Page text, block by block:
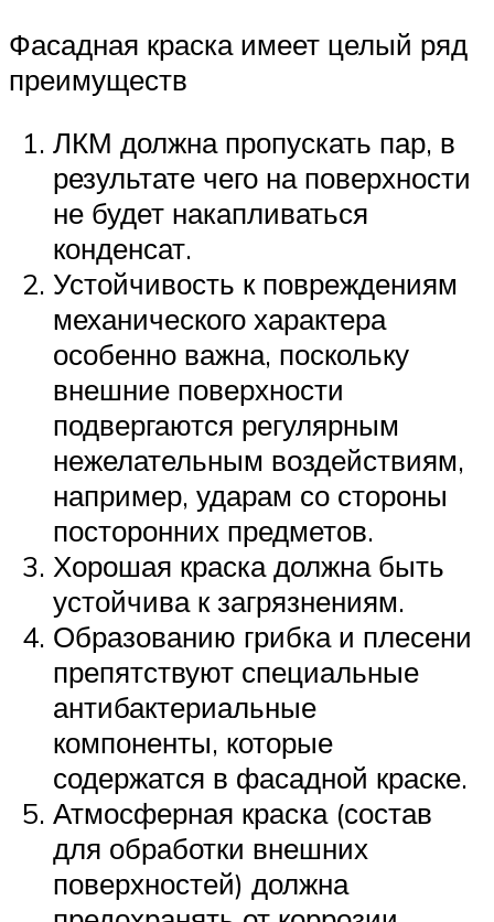
Фасадная краска имеет целый ряд
преимуществ
ЛКМ должна пропускать пар, в
результате чего на поверхности
не будет накапливаться
конденсат.
Устойчивость к повреждениям
механического характера
особенно важна, поскольку
внешние поверхности
подвергаются регулярным
нежелательным воздействиям,
например, ударам со стороны
посторонних предметов.
Хорошая краска должна быть
устойчива к загрязнениям.
Образованию грибка и плесени
препятствуют специальные
антибактериальные
компоненты, которые
содержатся в фасадной краске.
Атмосферная краска (состав
для обработки внешних
поверхностей) должна